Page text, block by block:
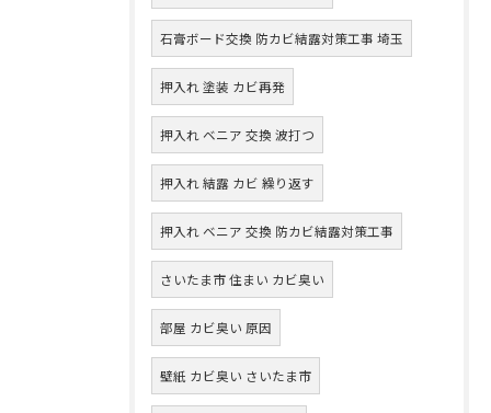
石膏ボード交換 防カビ結露対策工事 埼玉
押入れ 塗装 カビ再発
押入れ ベニア 交換 波打つ
押入れ 結露 カビ 繰り返す
押入れ ベニア 交換 防カビ結露対策工事
さいたま市 住まい カビ臭い
部屋 カビ臭い 原因
壁紙 カビ臭い さいたま市